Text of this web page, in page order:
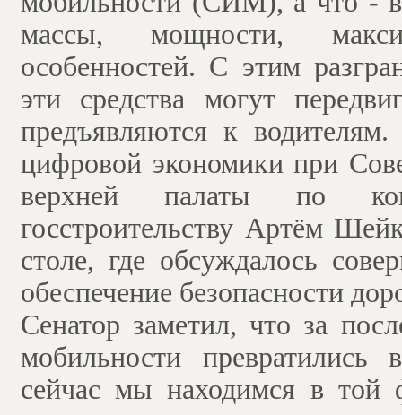
массы, мощности,
особенностей. С этим
эти средства могут
предъявляются к
цифровой экономики при
верхней палаты по
госстроительству Артём
столе, где обсуждалось
обеспечение безопасности
Сенатор заметил, что за
мобильности
сейчас мы находимся в той